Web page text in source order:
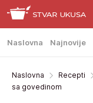
Naslovna Najnovije
Naslovna Recepti
sa govedinom